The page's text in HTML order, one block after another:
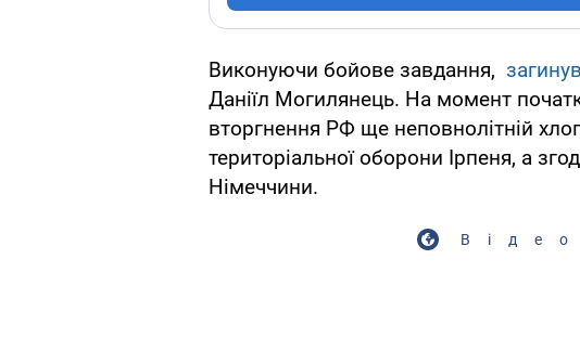
Виконуючи бойове завдання, загинув
Даніїл Могилянець. На момент
вторгнення РФ ще неповнолітній
територіальної оборони Ірпеня, а
Німеччини.